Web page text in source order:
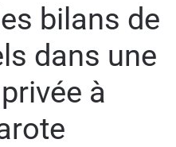
bilans de
dans une
à